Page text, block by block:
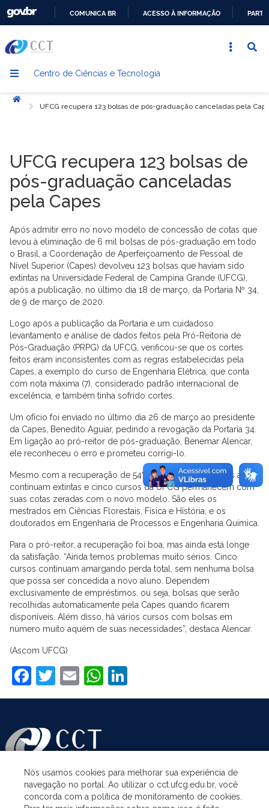
CONTEÚDO
COMUNICA BR ACESSO À INFORMAÇÃO
Centro de Ciências e Tecnologia
Início
UFCG recupera 123 bolsas de pós-graduação canceladas pela
UFCG recupera 123 bolsas de
pós-graduação canceladas
pela Capes
Após admitir erro no novo modelo de concessão de cotas que
levou à eliminação de 6 mil bolsas de pós-graduação em todo
o Brasil, a Coordenação de Aperfeiçoamento de Pessoal de
Nível Superior (Capes) devolveu 123 bolsas que haviam sido
extintas na Universidade Federal de Campina Grande (UFCG),
após a publicação, no último dia 18 de março, da Portaria Nº 34,
de 9 de março de 2020.
Logo após a publicação da Portaria e um cuidadoso
levantamento e análise de dados feitos pela Pró-Reitoria de
Pós-Graduação (PRPG) da UFCG, verificou-se que os cortes
feitos eram inconsistentes com as regras estabelecidas pela
Capes, a exemplo do curso de Engenharia Elétrica, que conta
com nota máxima (7), considerado padrão internacional de
excelência, e também tinha sofrido cortes.
Um ofício foi enviado no último dia 26 de março ao presidente
da Capes, Benedito Aguiar, pedindo a revogação da Portaria 34.
Em ligação ao pró-reitor de pós-graduação, Benemar Alencar,
ele reconheceu o erro e prometeu corrigi-lo.
Mesmo com a recuperação de 54% das bolsas, 106 cotas ainda
continuam extintas e cinco cursos da UFCG permanecem com
suas cotas zeradas com o novo modelo. São eles os
mestrados em Ciências Florestais, Física e História, e os
doutorados em Engenharia de Processos e Engenharia Química.
Para o pró-reitor, a recuperação foi boa, mas ainda está longe
da satisfação. “Ainda temos problemas muito sérios. Cinco
cursos continuam amargando perda total, sem nenhuma bolsa
que possa ser concedida a novo aluno. Dependem
exclusivamente de empréstimos, ou seja, bolsas que serão
recolhidas automaticamente pela Capes quando ficarem
disponíveis. Além disso, há vários cursos com bolsas em
número muito aquém de suas necessidades”, destaca Alencar.
(Ascom UFCG)
Facebook
Twitter
EmailWhatsApp
ASSUNTOS
Nós usamos cookies para melhorar sua experiência de
navegação no portal. Ao utilizar o cct.ufcg.edu.br, você
concorda com a política de monitoramento de cookies.